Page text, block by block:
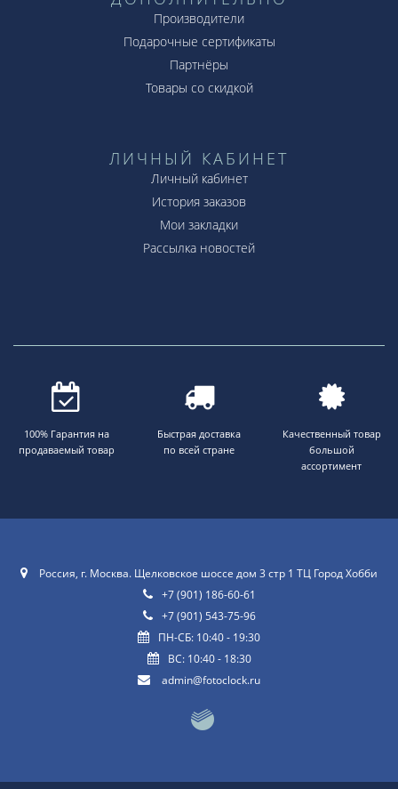
Производители
Подарочные сертификаты
Партнёры
Товары со скидкой
ЛИЧНЫЙ КАБИНЕТ
Личный кабинет
История заказов
Мои закладки
Рассылка новостей
100% Гарантия на
продаваемый товар
Быстрая доставка
по всей стране
Качественный товар
большой
ассортимент
Россия, г. Москва. Щелковское шоссе дом 3 стр 1 ТЦ Город Хобби
+7 (901) 186-60-61
+7 (901) 543-75-96
ПН-СБ: 10:40 - 19:30
ВС: 10:40 - 18:30
admin@fotoclock.ru